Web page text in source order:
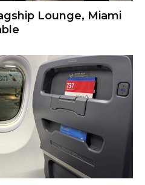
Lounge, Miami